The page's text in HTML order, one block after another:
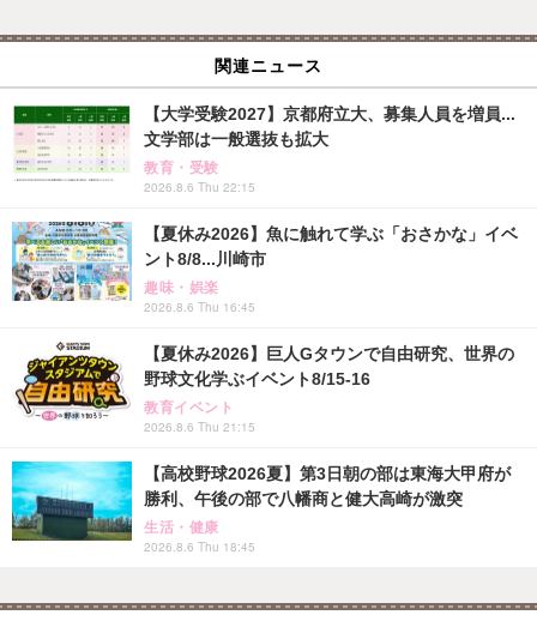
関連ニュース
【大学受験2027】京都府立大、募集人員を増員...
文学部は一般選抜も拡大
教育・受験
2026.8.6 Thu 22:15
【夏休み2026】魚に触れて学ぶ「おさかな」イベ
ント8/8...川崎市
趣味・娯楽
2026.8.6 Thu 16:45
【夏休み2026】巨人Gタウンで自由研究、世界の
野球文化学ぶイベント8/15-16
教育イベント
2026.8.6 Thu 21:15
【高校野球2026夏】第3日朝の部は東海大甲府が
勝利、午後の部で八幡商と健大高崎が激突
生活・健康
2026.8.6 Thu 18:45